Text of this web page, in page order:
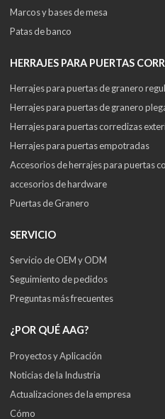
Marcos y bases de mesa
Patas de banco
HERRAJES PARA PUERTAS
Herrajes para puertas de granero
Herrajes para puertas de granero
Herrajes para puertas corredizas
Herrajes para puertas empotradas
Accesorios de herrajes para puertas
accesorios de hardware
Puertas de Granero
SERVICIO
Servicio de OEM y ODM
Seguimiento de pedidos
Preguntas más frecuentes
¿POR QUÉ AAG?
Proyectos y Aplicación
Noticias de la Industria
Actualizaciones de la empresa
Cómo